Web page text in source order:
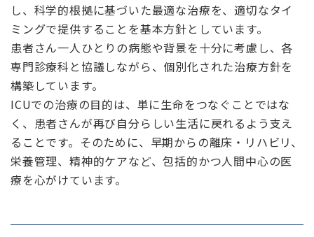
し、科学的根拠に基づいた最適な治療を、適切なタイ
ミングで提供することを基本方針としています。
患者さん一人ひとりの病態や背景を十分に考慮し、各
専門診療科と協議しながら、個別化された治療方針を
構築しています。
ICUでの治療の目的は、単に生命をつなぐことではな
く、患者さんが再び自分らしい生活に戻れるよう支え
ることです。そのために、早期からの離床・リハビリ、
栄養管理、精神的ケアなど、包括的かつ人間中心の医
療を心がけています。